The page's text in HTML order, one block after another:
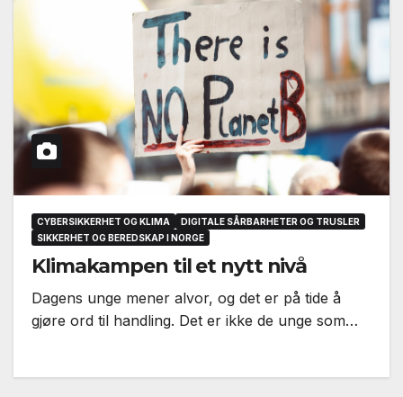
CYBERSIKKERHET OG KLIMA
DIGITALE SÅRBARHETER OG TRUSLER
SIKKERHET OG BEREDSKAP I NORGE
Klimakampen til et nytt nivå
Dagens unge mener alvor, og det er på tide å
gjøre ord til handling. Det er ikke de unge som…